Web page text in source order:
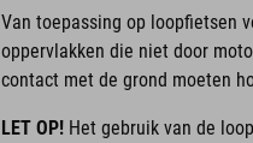
Van toepassing op loopfietsen
oppervlakken die niet door
contact met de grond moeten
LET OP! Het gebruik van de